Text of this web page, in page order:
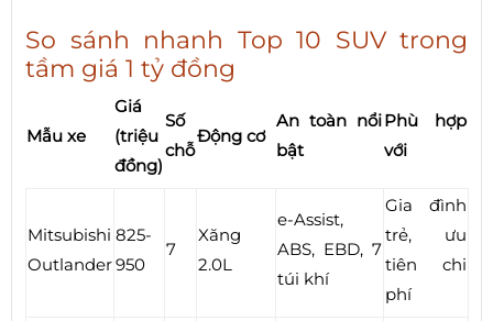
So sánh nhanh Top 10 SUV trong
tầm giá 1 tỷ đồng
Mẫu xe
Giá
(triệu
đồng)
Số
chỗ
Động cơ
An toàn nổi
bật
Phù hợp
với
Mitsubishi
Outlander
825-
950
7
Xăng
2.0L
e-Assist,
ABS, EBD, 7
túi khí
Gia đình
trẻ, ưu
tiên chi
phí